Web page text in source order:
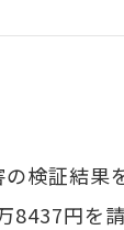
検証結果
8437円を